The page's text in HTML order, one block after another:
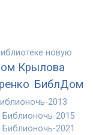
новую
Крылова
БиблДом
2013
Библионочь-2015
Библионочь-2021